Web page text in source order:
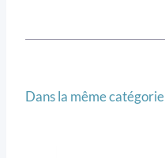
Dans la même catégorie